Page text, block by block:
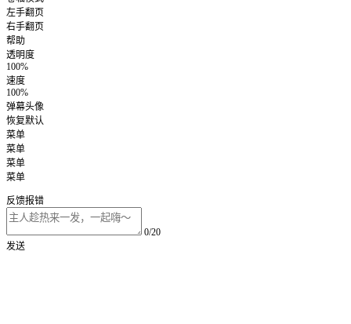
左手翻页
右手翻页
帮助
透明度
100%
速度
100%
弹幕头像
恢复默认
菜单
菜单
菜单
菜单
反馈报错
0/20
发送